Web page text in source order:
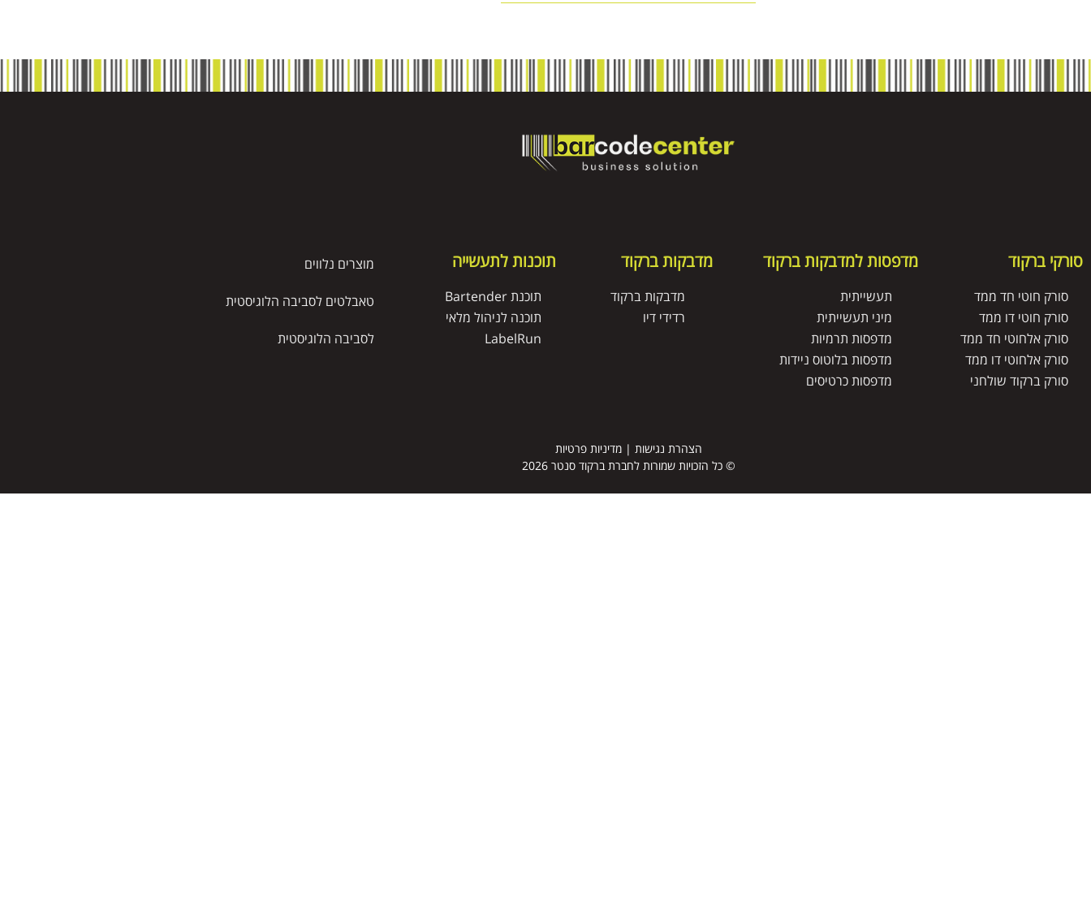
סורקי ברקוד
סורק חוטי חד ממד
סורק חוטי דו ממד
סורק אלחוטי חד ממד
סורק אלחוטי דו ממד
סורק ברקוד שולחני
מדפסות למדבקות ברקוד
תעשייתית
מיני תעשייתית
מדפסות תרמיות
מדפסות בלוטוס ניידות
מדפסות כרטיסים
מדבקות ברקוד
מדבקות ברקוד
רדידי דיו
תוכנות לתעשייה
תוכנת Bartender
תוכנה לניהול מלאי
LabelRun
מוצרים נלווים
טאבלטים לסביבה הלוגיסטית
לסביבה הלוגיסטית
הצהרת נגישות |מדיניות פרטיות
© כל הזכויות שמורות לחברת ברקוד סנטר 2026